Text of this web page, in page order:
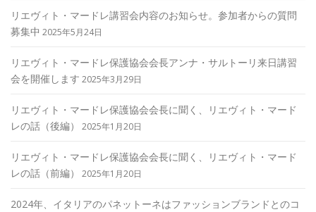
リエヴィト・マードレ講習会内容のお知らせ。参加者からの質問
募集中 2025年5月24日
リエヴィト・マードレ保護協会会長アンナ・サルトーリ来日講習
会を開催します 2025年3月29日
リエヴィト・マードレ保護協会会長に聞く、リエヴィト・マード
レの話（後編）
2025年1月20日
リエヴィト・マードレ保護協会会長に聞く、リエヴィト・マード
レの話（前編）
2025年1月20日
2024年、イタリアのパネットーネはファッションブランドとのコ